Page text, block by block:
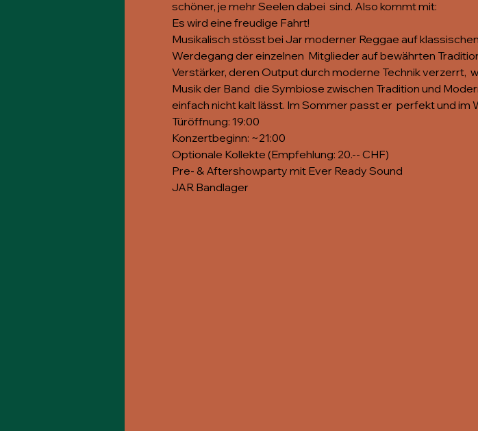
schöner, je mehr Seelen dabei  sind. Also kommt mit:
Es wird eine freudige Fahrt!
Musikalisch stösst bei Jar moderner Reggae auf
Werdegang der einzelnen  Mitglieder auf bewährten
Verstärker, deren Output durch moderne Technik verzerrt,
Musik der Band  die Symbiose zwischen Tradition und
einfach nicht kalt lässt. Im Sommer passt er  perfekt und im
Türöffnung: 19:00
Konzertbeginn: ~21:00
Optionale Kollekte (Empfehlung: 20.-- CHF)
Pre- & Aftershowparty mit Ever Ready Sound
JAR Bandlager